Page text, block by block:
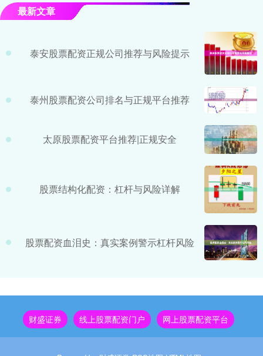
最新文章
泰安股票配资正规公司推荐与风险提示
泰州股票配资公司排名与正规平台推荐
太原股票配资平台推荐|正规安全
股票结构化配资：杠杆与风险详解
股票配资血泪史：真实案例警示杠杆风险
财盛证券 线上股票配资门户 网上股票配资平台